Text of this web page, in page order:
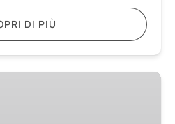
DI PIÙ